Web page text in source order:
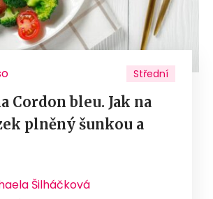
Střední
Cordon bleu. Jak na
plněný šunkou a
Šilháčková